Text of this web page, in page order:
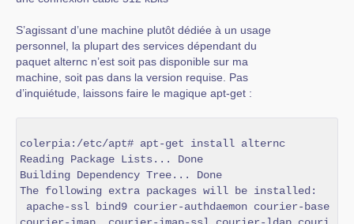
S’agissant d’une machine plutôt dédiée à un usage
personnel, la plupart des services dépendant du
paquet alternc n’est soit pas disponible sur ma
machine, soit pas dans la version requise. Pas
d’inquiétude, laissons faire le magique apt-get :
colerpia:/etc/apt# apt-get install alternc
Reading Package Lists... Done
Building Dependency Tree... Done
The following extra packages will be installed: